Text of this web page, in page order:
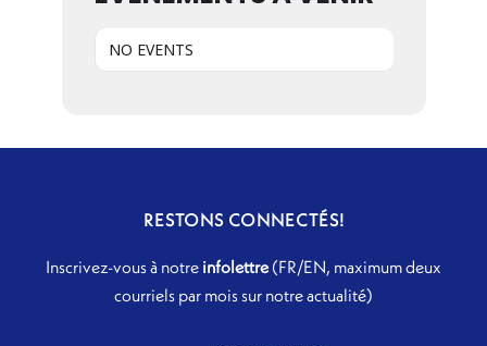
NO EVENTS
RESTONS CONNECTÉS!
Inscrivez-vous à notre infolettre(FR/EN, maximum deux
courriels par mois sur notre actualité)